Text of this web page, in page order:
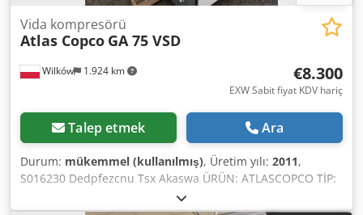
Wilków 1.924 km
Vida kompresörü
Atlas Copco GA 75 VSD
€8.300
EXW Sabit fiyat KDV hariç
Talep etmek Ara
Durum: mükemmel (kullanılmış), Üretim yılı: 2011,
S016230 Dedpfezcnu Tsx Akaswa ÜRÜN: ATLASCOPCO TİP:
GA75VSD S/N: API658180 YIL: 2011 GÜÇ (kW): 75 KAPASİTE